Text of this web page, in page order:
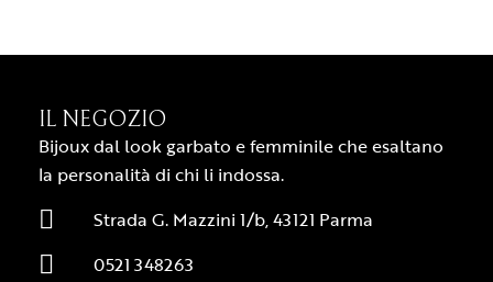
IL NEGOZIO
Bijoux dal look garbato e femminile che esaltano
la personalità di chi li indossa.
Strada G. Mazzini 1/b, 43121 Parma
0521 348263